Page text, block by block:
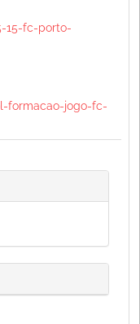
15-fc-porto-
formacao-jogo-fc-